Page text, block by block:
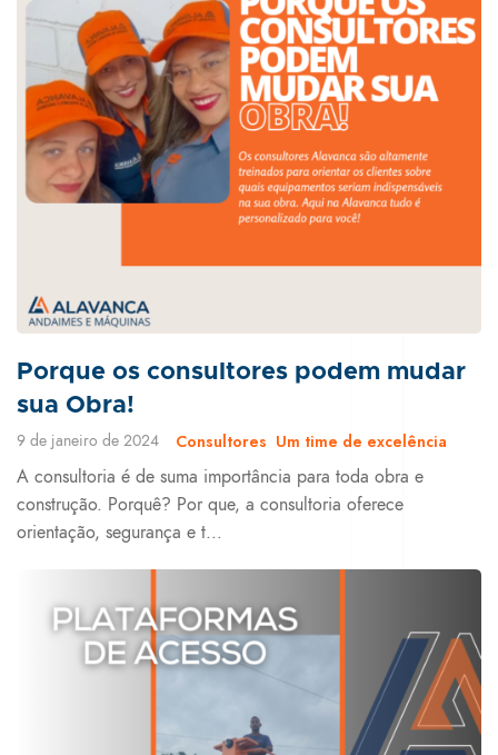
Porque os consultores podem mudar
sua Obra!
9 de janeiro de 2024 Consultores Um time de excelência
A consultoria é de suma importância para toda obra e
construção. Porquê? Por que, a consultoria oferece
orientação, segurança e t...